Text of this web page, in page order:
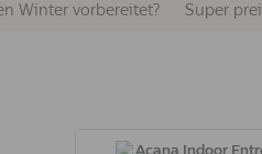
Winter vorbereitet? Super